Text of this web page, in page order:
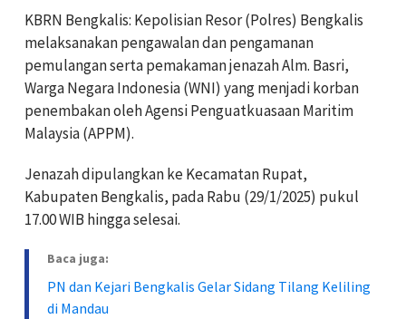
KBRN Bengkalis: Kepolisian Resor (Polres) Bengkalis
melaksanakan pengawalan dan pengamanan
pemulangan serta pemakaman jenazah Alm. Basri,
Warga Negara Indonesia (WNI) yang menjadi korban
penembakan oleh Agensi Penguatkuasaan Maritim
Malaysia (APPM).
Jenazah dipulangkan ke Kecamatan Rupat,
Kabupaten Bengkalis, pada Rabu (29/1/2025) pukul
17.00 WIB hingga selesai.
Baca juga:
PN dan Kejari Bengkalis Gelar Sidang Tilang Keliling
di Mandau